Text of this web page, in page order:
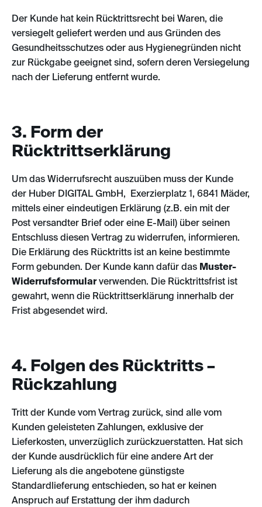
Der Kunde hat kein Rücktrittsrecht bei Waren, die
versiegelt geliefert werden und aus Gründen des
Gesundheitsschutzes oder aus Hygienegründen nicht
zur Rückgabe geeignet sind, sofern deren Versiegelung
nach der Lieferung entfernt wurde.
3. Form der
Rücktrittserklärung
Um das Widerrufsrecht auszuüben muss der Kunde
der Huber DIGITAL GmbH, Exerzierplatz 1, 6841 Mäder,
mittels einer eindeutigen Erklärung (z.B. ein mit der
Post versandter Brief oder eine E-Mail) über seinen
Entschluss diesen Vertrag zu widerrufen, informieren.
Die Erklärung des Rücktritts ist an keine bestimmte
Form gebunden. Der Kunde kann dafür das Muster-
Widerrufsformular verwenden. Die Rücktrittsfrist ist
gewahrt, wenn die Rücktrittserklärung innerhalb der
Frist abgesendet wird.
4. Folgen des Rücktritts –
Rückzahlung
Tritt der Kunde vom Vertrag zurück, sind alle vom
Kunden geleisteten Zahlungen, exklusive der
Lieferkosten, unverzüglich zurückzuerstatten. Hat sich
der Kunde ausdrücklich für eine andere Art der
Lieferung als die angebotene günstigste
Standardlieferung entschieden, so hat er keinen
Anspruch auf Erstattung der ihm dadurch